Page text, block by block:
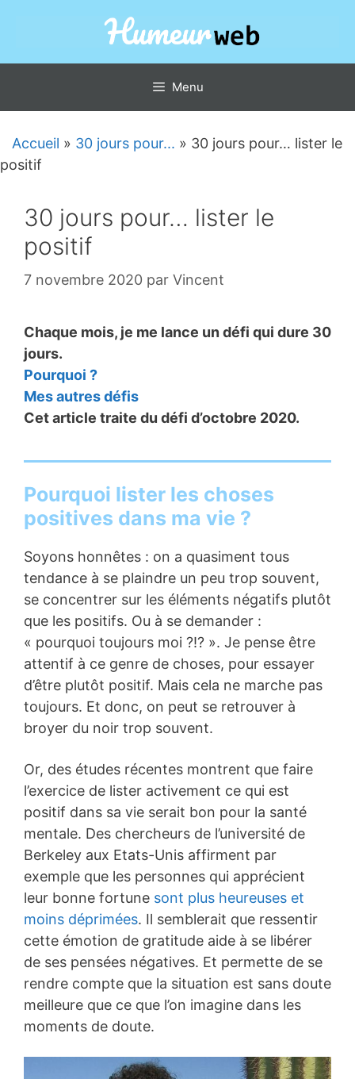
Menu
Accueil » 30 jours pour... » 30 jours pour… lister le
positif
30 jours pour… lister le
positif
7 novembre 2020 par Vincent
Chaque mois, je me lance un défi qui dure 30
jours.
Pourquoi ?
Mes autres défis
Cet article traite du défi d’octobre 2020.
Pourquoi lister les choses
positives dans ma vie ?
Soyons honnêtes : on a quasiment tous
tendance à se plaindre un peu trop souvent,
se concentrer sur les éléments négatifs plutôt
que les positifs. Ou à se demander :
« pourquoi toujours moi ?!? ». Je pense être
attentif à ce genre de choses, pour essayer
d’être plutôt positif. Mais cela ne marche pas
toujours. Et donc, on peut se retrouver à
broyer du noir trop souvent.
Or, des études récentes montrent que faire
l’exercice de lister activement ce qui est
positif dans sa vie serait bon pour la santé
mentale. Des chercheurs de l’université de
Berkeley aux Etats-Unis affirment par
exemple que les personnes qui apprécient
leur bonne fortune sont plus heureuses et
moins déprimées. Il semblerait que ressentir
cette émotion de gratitude aide à se libérer
de ses pensées négatives. Et permette de se
rendre compte que la situation est sans doute
meilleure que ce que l’on imagine dans les
moments de doute.